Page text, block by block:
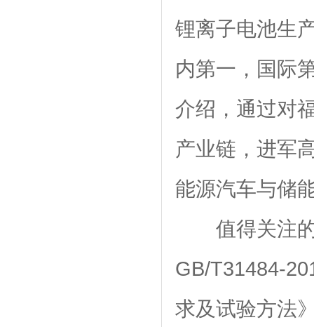
锂离子电池生
内第一，国际
介绍，通过对
产业链，进军
能源汽车与储
值得关注
GB/T31484-
求及试验方法